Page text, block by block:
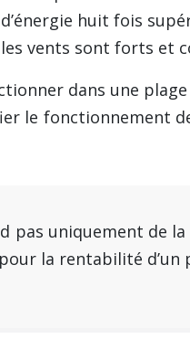
huit fois
vents sont forts et
dans une
le fonctionnement
pas uniquement
la rentabilité d’un